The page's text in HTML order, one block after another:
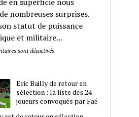
nombreuses surprises.
statut de puissance
et militaire...
sont désactivés
Eric Bailly de retour en
sélection : la liste des 24
joueurs convoqués par Faé